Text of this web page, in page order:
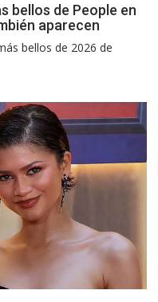
bellos de People en
aparecen
bellos de 2026 de